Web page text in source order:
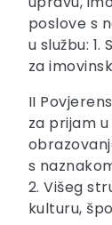
poslove s
u službu:
za
II
za prijam
s
2. Višeg
kulturu,